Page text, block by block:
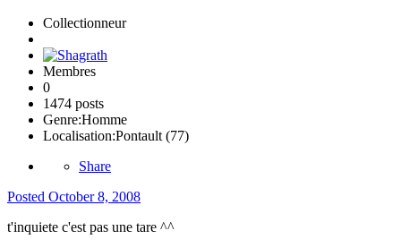
Collectionneur
Membres
0
1474 posts
Genre:Homme
Localisation:Pontault (77)
Share
Posted October 8, 2008
t'inquiete c'est pas une tare ^^